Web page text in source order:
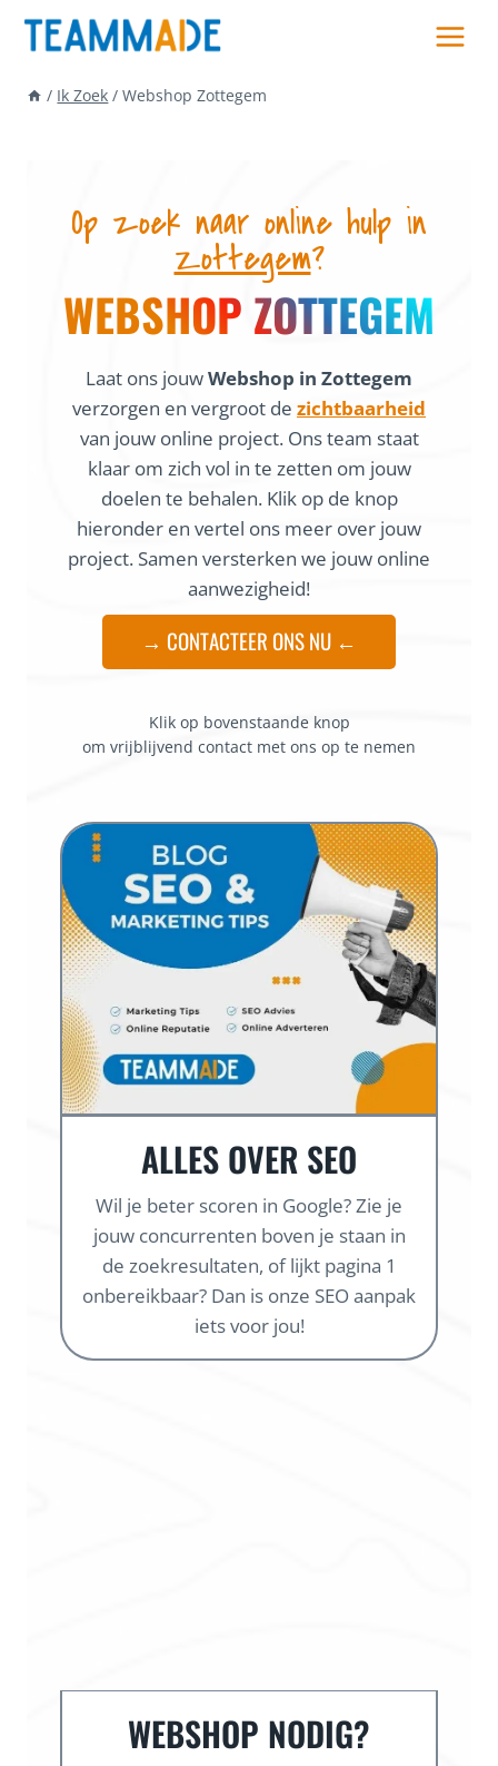
Skip
/ Ik Zoek / Webshop Zottegem
Op zoek naar online hulp in
Zottegem?
WEBSHOP ZOTTEGEM
Laat ons jouwWebshop in Zottegem
verzorgen en vergroot de zichtbaarheid
van jouw online project. Ons team staat
klaar om zich vol in te zetten om jouw
doelen te behalen. Klik op de knop
hieronder en vertel ons meer over jouw
project. Samen versterken we jouw online
aanwezigheid!
→ CONTACTEER ONS NU ←
Klik op bovenstaande knop
om vrijblijvend contact met ons op te nemen
ALLES OVER SEO
Wil je beter scoren in Google? Zie je
jouw concurrenten boven je staan in
de zoekresultaten, of lijkt pagina 1
onbereikbaar? Dan is onze SEO aanpak
iets voor jou!
WEBSHOP NODIG?